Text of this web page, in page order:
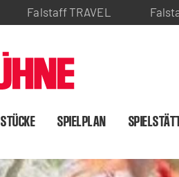
Falstaff TRAVEL
STÜCKE SPIELPLAN